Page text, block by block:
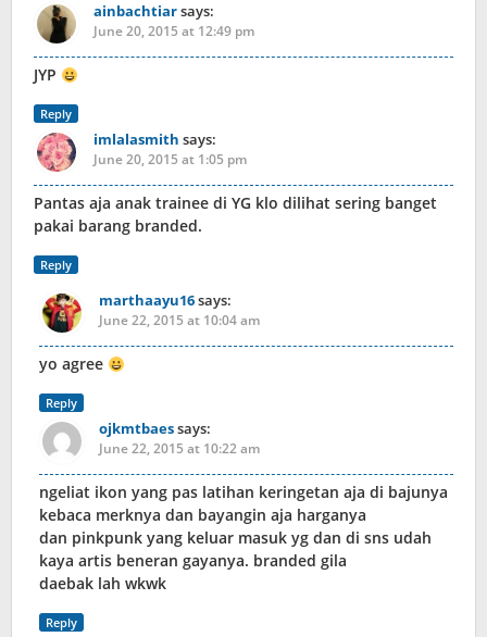
ainbachtiarsays:
June 20, 2015 at 12:49 pm
JYP
Reply
imlalasmith says:
June 20, 2015 at 1:05 pm
Pantas aja anak trainee di YG klo dilihat sering banget
pakai barang branded.
Reply
marthaayu16says:
June 22, 2015 at 10:04 am
yo agree
Reply
ojkmtbaessays:
June 22, 2015 at 10:22 am
ngeliat ikon yang pas latihan keringetan aja di bajunya
kebaca merknya dan bayangin aja harganya
dan pinkpunk yang keluar masuk yg dan di sns udah
kaya artis beneran gayanya. branded gila
daebak lah wkwk
Reply